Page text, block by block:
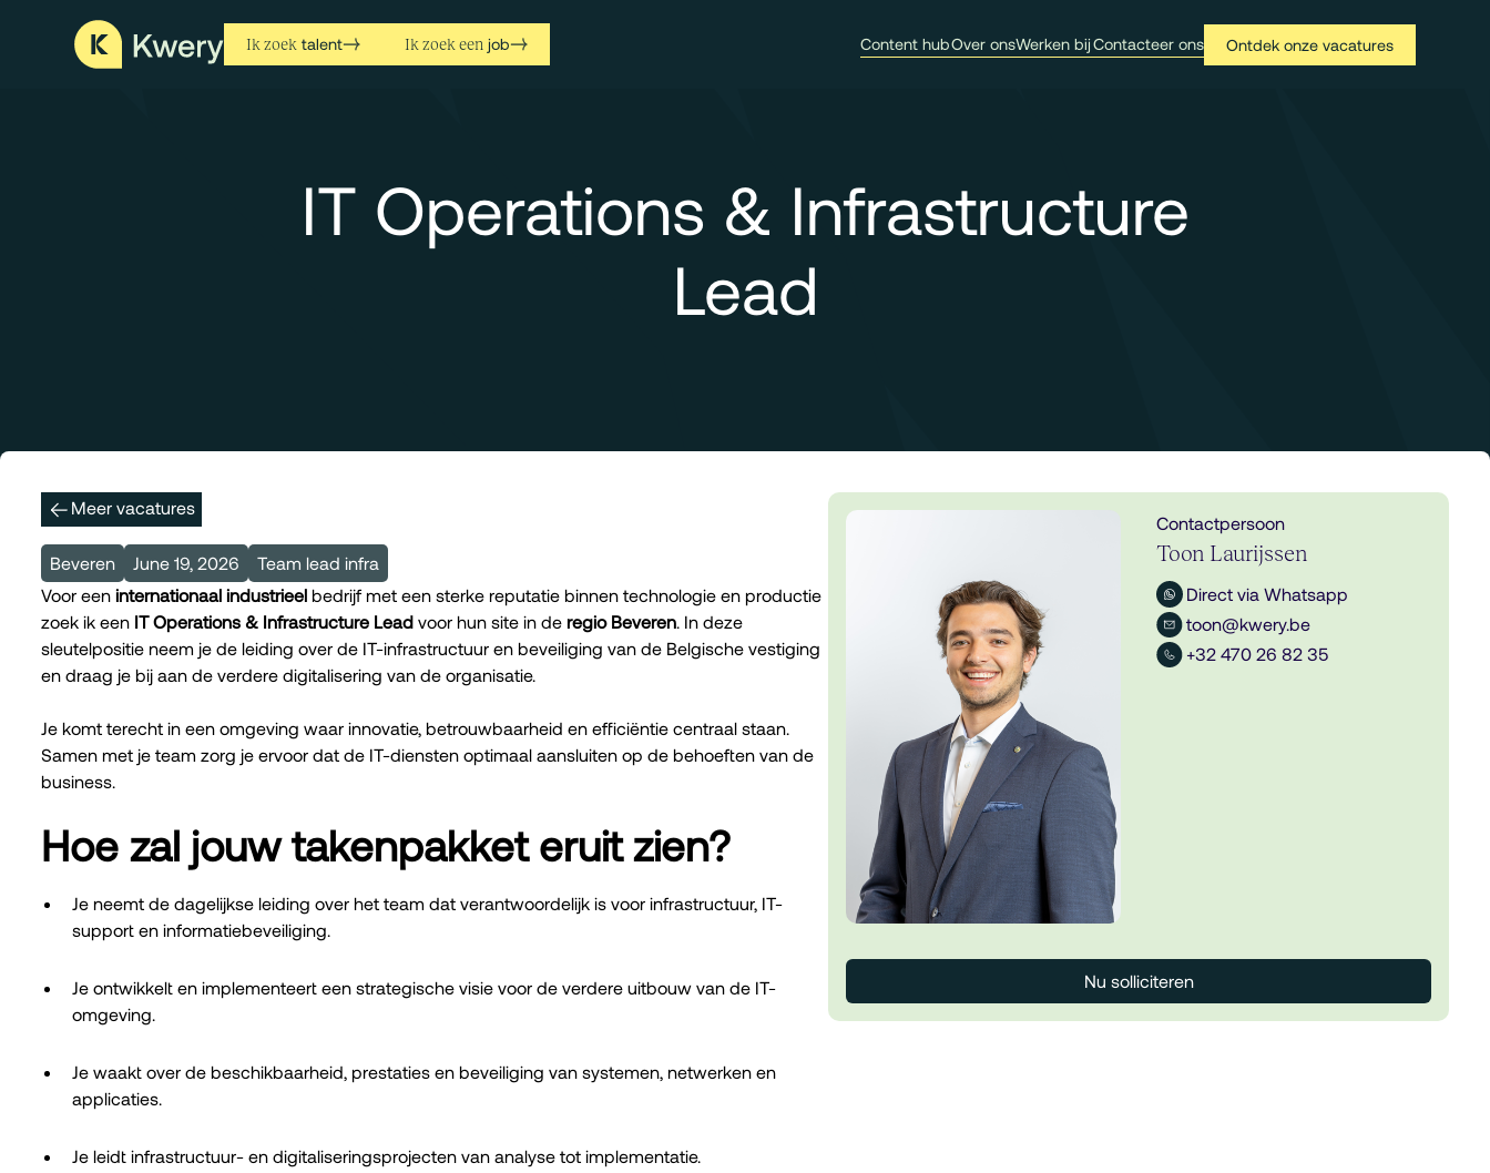
Ik zoek talent Ik zoek een job Content hubOver onsWerken bijContacteer ons Ontdek onze vacatures
IT Operations & Infrastructure
Lead
Meer vacatures
Beveren June 19, 2026
Team lead infra
Voor een internationaal industrieel bedrijf met een sterke reputatie binnen technologie en productie
zoek ik een IT Operations & Infrastructure Lead voor hun site in de regio Beveren. In deze
sleutelpositie neem je de leiding over de IT-infrastructuur en beveiliging van de Belgische vestiging
en draag je bij aan de verdere digitalisering van de organisatie.
Je komt terecht in een omgeving waar innovatie, betrouwbaarheid en efficiëntie centraal staan.
Samen met je team zorg je ervoor dat de IT-diensten optimaal aansluiten op de behoeften van de
business.
Hoe zal jouw takenpakket eruit zien?
Je neemt de dagelijkse leiding over het team dat verantwoordelijk is voor infrastructuur, IT-
support en informatiebeveiliging.
Je ontwikkelt en implementeert een strategische visie voor de verdere uitbouw van de IT-
omgeving.
Je waakt over de beschikbaarheid, prestaties en beveiliging van systemen, netwerken en
applicaties.
Je leidt infrastructuur- en digitaliseringsprojecten van analyse tot implementatie.
Contactpersoon
Toon Laurijssen
Direct via Whatsapp
toon@kwery.be
+32 470 26 82 35
Nu solliciteren